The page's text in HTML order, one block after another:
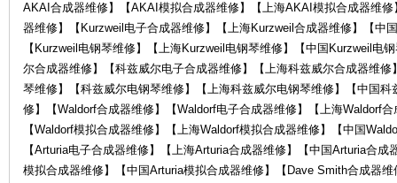
AKAI合成器维修】【AKAI模拟合成器维修】【上海AKAI模拟合成器维
器维修】【Kurzweil电子合成器维修】【上海Kurzweil合成器维修】【中
【Kurzweil电钢琴维修】【上海Kurzweil电钢琴维修】【中国Kurzweil电
尔合成器维修】【科兹威尔电子合成器维修】【上海科兹威尔合成器维
琴维修】【科兹威尔电钢琴维修】【上海科兹威尔电钢琴维修】【中国
修】【Waldorf合成器维修】【Waldorf电子合成器维修】【上海Waldorf
【Waldorf模拟合成器维修】【上海Waldorf模拟合成器维修】【中国
【Arturia电子合成器维修】【上海Arturia合成器维修】【中国Arturia合
模拟合成器维修】【中国Arturia模拟合成器维修】【Dave Smith合成器